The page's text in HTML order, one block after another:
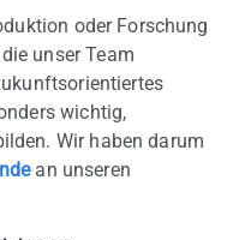
oder Forschung
unser Team
wichtig,
Wir haben darum
an unseren